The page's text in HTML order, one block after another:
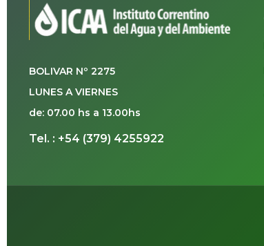
BOLIVAR Nº 2275
LUNES A VIERNES
de: 07.00 hs a 13.00hs
Tel. : +54 (379) 4255922